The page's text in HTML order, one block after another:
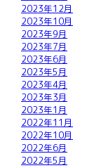
2023年12月
2023年10月
2023年9月
2023年7月
2023年6月
2023年5月
2023年4月
2023年3月
2023年1月
2022年11月
2022年10月
2022年6月
2022年5月